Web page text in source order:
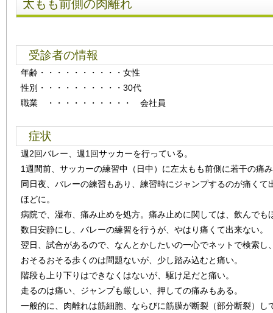
太もも前側の肉離れ
受診者の情報
年齢 ・・・・・・・・・・ 女性
性別 ・・・・・・・・・・ 30代
職業 ・・・・・・・・・・ 会社員
症状
週2回バレー、週1回サッカーを行っている。
1週間前、サッカーの練習中（日中）に左太もも前側に若干の痛
同日夜、バレーの練習もあり、練習時にジャンプするのが痛く
ほどに。
病院で、湿布、痛み止めを処方。痛み止めに関しては、飲んでも
数日安静にし、バレーの練習を行うが、やはり痛くて出来ない。
翌日、試合があるので、なんとかしたいの一心でネットで検索し
おそるおそる歩くのは問題ないが、少し踏み込むと痛い。
階段も上り下りはできなくはないが、駆け足だと痛い。
走るのは痛い、ジャンプも厳しい、押しての痛みもある。
一般的に、肉離れは筋細胞、ならびに筋膜が断裂（部分断裂）し